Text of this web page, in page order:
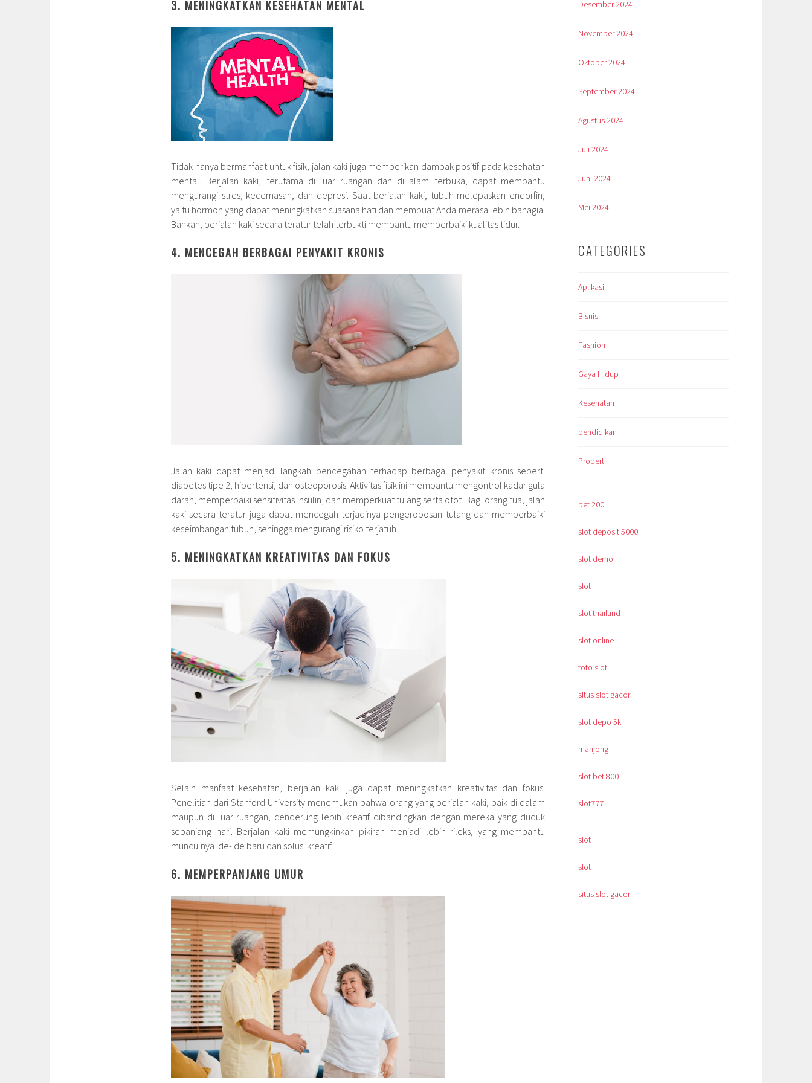
3. MENINGKATKAN KESEHATAN MENTAL
Tidak hanya bermanfaat untuk fisik, jalan kaki juga memberikan dampak positif pada kesehatan
mental. Berjalan kaki, terutama di luar ruangan dan di alam terbuka, dapat membantu
mengurangi stres, kecemasan, dan depresi. Saat berjalan kaki, tubuh melepaskan endorfin,
yaitu hormon yang dapat meningkatkan suasana hati dan membuat Anda merasa lebih bahagia.
Bahkan, berjalan kaki secara teratur telah terbukti membantu memperbaiki kualitas tidur.
4. MENCEGAH BERBAGAI PENYAKIT KRONIS
Jalan kaki dapat menjadi langkah pencegahan terhadap berbagai penyakit kronis seperti
diabetes tipe 2, hipertensi, dan osteoporosis. Aktivitas fisik ini membantu mengontrol kadar gula
darah, memperbaiki sensitivitas insulin, dan memperkuat tulang serta otot. Bagi orang tua, jalan
kaki secara teratur juga dapat mencegah terjadinya pengeroposan tulang dan memperbaiki
keseimbangan tubuh, sehingga mengurangi risiko terjatuh.
5. MENINGKATKAN KREATIVITAS DAN FOKUS
Selain manfaat kesehatan, berjalan kaki juga dapat meningkatkan kreativitas dan fokus.
Penelitian dari Stanford University menemukan bahwa orang yang berjalan kaki, baik di dalam
maupun di luar ruangan, cenderung lebih kreatif dibandingkan dengan mereka yang duduk
sepanjang hari. Berjalan kaki memungkinkan pikiran menjadi lebih rileks, yang membantu
munculnya ide-ide baru dan solusi kreatif.
6. MEMPERPANJANG UMUR
Desember 2024
November 2024
Oktober 2024
September 2024
Agustus 2024
Juli 2024
Juni 2024
Mei 2024
CATEGORIES
Aplikasi
Bisnis
Fashion
Gaya Hidup
Kesehatan
pendidikan
Properti
bet 200
slot deposit 5000
slot demo
slot
slot thailand
slot online
toto slot
situs slot gacor
slot depo 5k
mahjong
slot bet 800
slot777
slot
slot
situs slot gacor